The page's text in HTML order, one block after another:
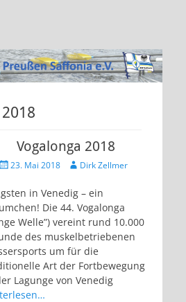
Vogalonga 2018
Veröffentlicht
23. Mai 2018 AutorDirk Zellmer
in Venedig – ein
Die 44. Vogalonga
Welle”) vereint rund 10.000
des muskelbetriebenen
um für die
Art der Fortbewegung
Lagunge von Venedig